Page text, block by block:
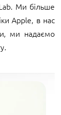
Ми більше
Apple, в нас
ми надаємо